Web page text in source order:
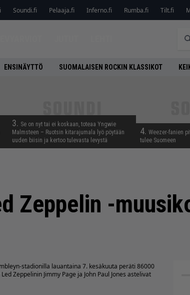
Soundi.fi Pelaaja.fi Inferno.fi Rumba.fi Tilt.fi
ENSINÄYTTÖ SUOMALAISEN ROCKIN KLASSIKOT
3. Se on nyt tai ei koskaan, toteaa Yngwie
Malmsteen – Ruotsin kitarajumala lyö pöytään
uuden biisin ja kertoo tulevasta levystä
4. Weezer-fanien
tulee Suomeen
Zeppelin -
stadionilla lauantaina 7. kesäkuuta peräti 86000
Zeppelinin Jimmy Page ja John Paul Jones astelivat